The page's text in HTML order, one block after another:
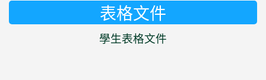
表格文件
學生表格文件